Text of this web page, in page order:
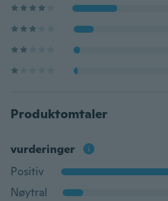
Produktomtaler
vurderinger
Positiv
Nøytral